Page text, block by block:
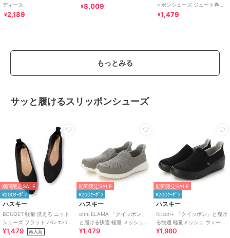
ディース
¥2,189
¥8,009
ッポンシューズ ジュート巻き
風 エスパドリーユ
¥1,479
もっとみる
サッと履けるスリッポンシューズ
期間限定SALE
¥200ｸｰﾎﾟﾝ
ハスキー
BOUQET 軽量 洗える ニット
シューズ フラット バレエパン
プス スリッポン
¥1,479 再入荷
期間限定SALE
¥200ｸｰﾎﾟﾝ
ハスキー
onni ELAMA 「クイッポン」
と履ける快適 軽量 メッシュカ
ジュアルスリッポン
¥1,479
期間限定SALE
¥200ｸｰﾎﾟﾝ
ハスキー
Kitson+ 「クイッポン」と履け
る快適 軽量メッシュ ウェーブ
ソール スリッポン スニーカー
¥1,980